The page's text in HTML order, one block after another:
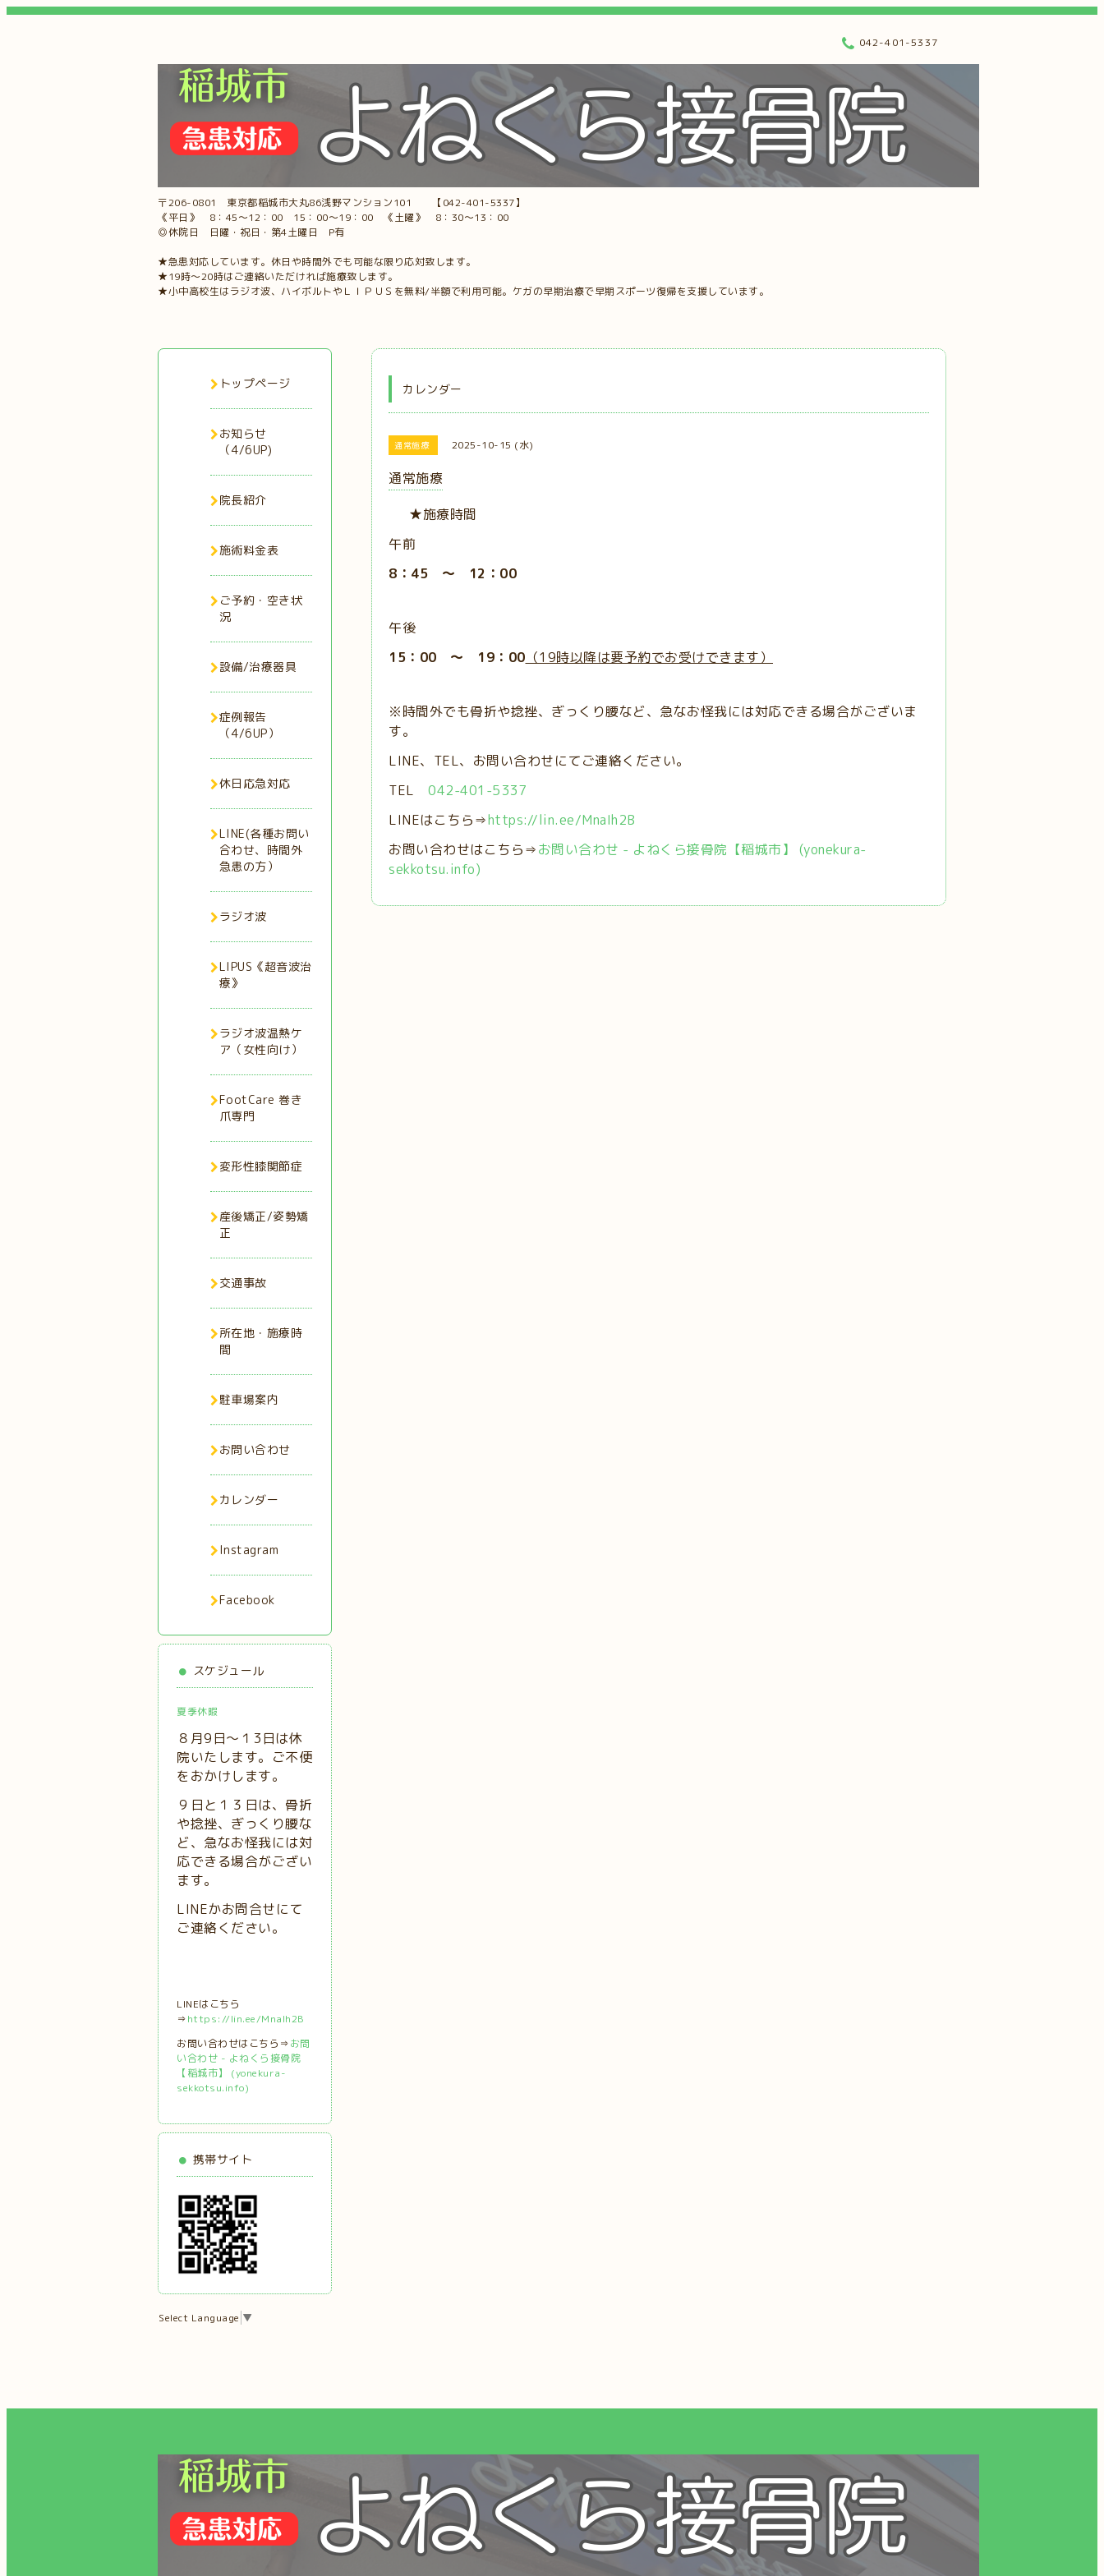
〒206-0801 東京都稲城市大丸86浅野マンション101 【042-401-5337】
《平日》 8：45～12：00 15：00～19：00 《土曜》 8：30～13：00
◎休院日 日曜・祝日・第4土曜日 P有
★急患対応しています。休日や時間外でも可能な限り応対致します。
★19時～20時はご連絡いただければ施療致します。
★小中高校生はラジオ波、ハイボルトやＬＩＰＵＳを無料/半額で利用可能。ケガの早期治療で早期スポーツ復帰を支援しています。
042-401-5337
カレンダー
通常施療 2025-10-15 (水)
通常施療
★施療時間
午前
8：45 ～ 12：00
午後
15：00 ～ 19：00 （19時以降は要予約でお受けできます）
※時間外でも骨折や捻挫、ぎっくり腰など、急なお怪我には対応できる場合がございま
す。
LINE、TEL、お問い合わせにてご連絡ください。
TEL 042-401-5337
LINEはこちら⇒https://lin.ee/MnaIh2B
お問い合わせはこちら⇒お問い合わせ - よねくら接骨院【稲城市】 (yonekura-
sekkotsu.info)
トップページ
お知らせ
（4/6UP)
院長紹介
施術料金表
ご予約・空き状
況
設備/治療器具
症例報告
（4/6UP）
休日応急対応
LINE(各種お問い
合わせ、時間外
急患の方）
ラジオ波
LIPUS《超音波治
療》
ラジオ波温熱ケ
ア（女性向け）
FootCare 巻き
爪専門
変形性膝関節症
産後矯正/姿勢矯
正
交通事故
所在地・施療時
間
駐車場案内
お問い合わせ
カレンダー
Instagram
Facebook
スケジュール
夏季休暇
８月9日～１3日は休
院いたします。ご不便
をおかけします。
９日と１３日は、 骨折
や捻挫、ぎっくり腰な
ど、急なお怪我には対
応できる場合がござい
ます。
LINEかお問合せにて
ご連絡ください。
LINEはこちら
⇒https://lin.ee/MnaIh2B
お問い合わせはこちら⇒お問
い合わせ - よねくら接骨院
【稲城市】 (yonekura-
sekkotsu.info)
携帯サイト
Select Language ▼